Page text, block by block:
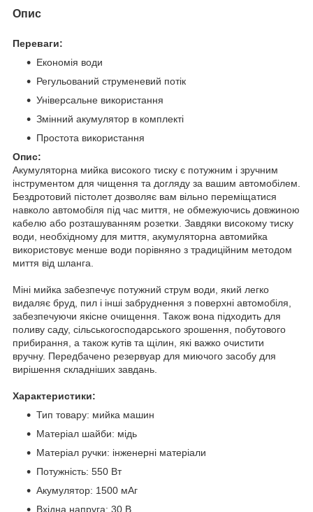
Опис
Переваги:
Економія води
Регульований струменевий потік
Універсальне використання
Змінний акумулятор в комплекті
Простота використання
Опис:
Акумуляторна мийка високого тиску є потужним і зручним
інструментом для чищення та догляду за вашим автомобілем.
Бездротовий пістолет дозволяє вам вільно переміщатися
навколо автомобіля під час миття, не обмежуючись довжиною
кабелю або розташуванням розетки. Завдяки високому тиску
води, необхідному для миття, акумуляторна автомийка
використовує менше води порівняно з традиційним методом
миття від шланга.
Міні мийка забезпечує потужний струм води, який легко
видаляє бруд, пил і інші забруднення з поверхні автомобіля,
забезпечуючи якісне очищення. Також вона підходить для
поливу саду, сільськогосподарського зрошення, побутового
прибирання, а також кутів та щілин, які важко очистити
вручну. Передбачено резервуар для миючого засобу для
вирішення складніших завдань.
Характеристики:
Тип товару: мийка машин
Матеріал шайби: мідь
Матеріал ручки: інженерні матеріали
Потужність: 550 Вт
Акумулятор: 1500 мАг
Вхідна напруга: 30 В